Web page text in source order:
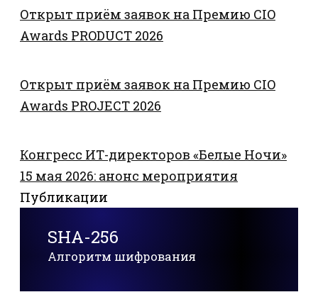
Открыт приём заявок на Премию CIO
Awards PRODUCT 2026
Открыт приём заявок на Премию CIO
Awards PROJECT 2026
Конгресс ИТ-директоров «Белые Ночи»
15 мая 2026: анонс мероприятия
Публикации
SHA-256
Алгоритм шифрования